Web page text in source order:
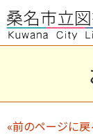
«前のページに戻